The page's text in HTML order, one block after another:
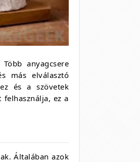
anyagcsere
más elválasztó
és a szövetek
felhasználja, ez a
Általában azok